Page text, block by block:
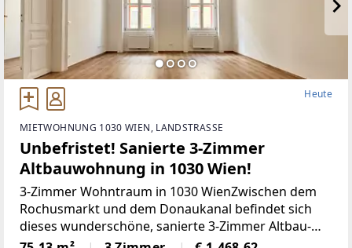
Heute
MIETWOHNUNG 1030 WIEN, LANDSTRASSE
Unbefristet! Sanierte 3-Zimmer
Altbauwohnung in 1030 Wien!
3-Zimmer Wohntraum in 1030 WienZwischen dem
Rochusmarkt und dem Donaukanal befindet sich
dieses wunderschöne, sanierte 3-Zimmer Altbau-
Wohnung.Die Wohnung gliedert sich in eine